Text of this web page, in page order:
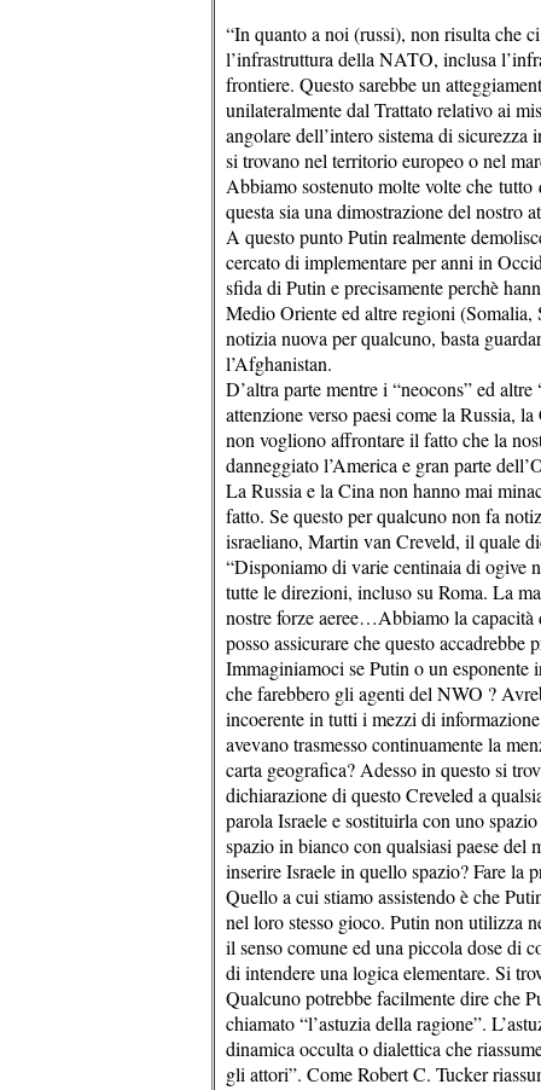
“In quanto a noi (russi), non risulta che
l’infrastruttura della NATO, inclusa
frontiere. Questo sarebbe un
unilateralmente dal Trattato relativo ai
angolare dell’intero sistema di sicurezza
si trovano nel territorio europeo o nel
Abbiamo sostenuto molte volte che tutto
questa sia una dimostrazione del nostro
A questo punto Putin realmente
cercato di implementare per anni in
sfida di Putin e precisamente perchè
Medio Oriente ed altre regioni (Somalia,
notizia nuova per qualcuno, basta
l’Afghanistan.
D’altra parte mentre i “neocons” ed
attenzione verso paesi come la Russia,
non vogliono affrontare il fatto che la
danneggiato l’America e gran parte
La Russia e la Cina non hanno mai
fatto. Se questo per qualcuno non fa
israeliano, Martin van Creveld, il quale
“Disponiamo di varie centinaia di ogive
tutte le direzioni, incluso su Roma. La
nostre forze aeree…Abbiamo la capacità
posso assicurare che questo accadrebbe
Immaginiamoci se Putin o un esponente
che farebbero gli agenti del NWO ?
incoerente in tutti i mezzi di
avevano trasmesso continuamente la
carta geografica? Adesso in questo si
dichiarazione di questo Creveled a
parola Israele e sostituirla con uno
spazio in bianco con qualsiasi paese del
inserire Israele in quello spazio? Fare la
Quello a cui stiamo assistendo è che
nel loro stesso gioco. Putin non utilizza
il senso comune ed una piccola dose di
di intendere una logica elementare. Si
Qualcuno potrebbe facilmente dire che
chiamato “l’astuzia della ragione”.
dinamica occulta o dialettica che
gli attori”. Come Robert C. Tucker